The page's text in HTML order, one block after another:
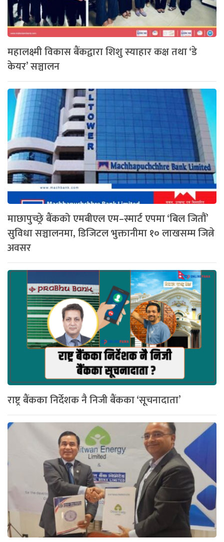
महालक्ष्मी विकास बैंकद्वारा शिशु स्याहार कक्ष तथा ‘डे
केयर’ सञ्चालन
माछापुच्छ्रे बैंकको एमबीएल एम–स्मार्ट एपमा ‘बिल जितौं’
सुविधा सञ्चालनमा, डिजिटल भुक्तानीमा १० लाखसम्म जित्ने
अवसर
राष्ट्र बैंकका निर्देशक नै निजी बैंकका ‘सूचनादाता’